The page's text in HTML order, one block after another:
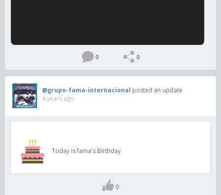
0 0
@grupo-fama-internacional posted an update
4 years ago
Today is fama's Birthday
0